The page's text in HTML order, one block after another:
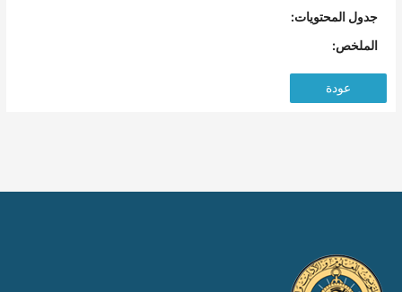
جدول المحتويات:
الملخص:
عودة